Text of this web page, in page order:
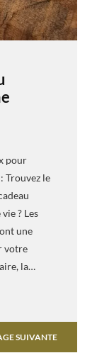
pour
Trouvez le
? Les
une
votre
la…
SUIVANTE